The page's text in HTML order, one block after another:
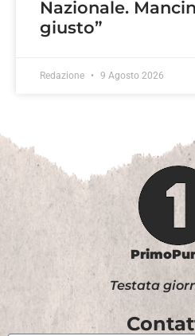
Nazionale.
giusto”
Redazione 9 Agosto 2026
Testata